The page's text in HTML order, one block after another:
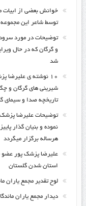
خوانش بعضی از ابیات
توسط شاعر این
و گرگان که در حال
شد
۱۰ نوشته ی علیرضا
شیرینی های گرگان و
تاریخچه صدا و سیمای
هرساله برگزار میگردد
علیرضا پزشک پور عضو
استان شدن گلستان
لوح تقدیر مجمع یاران
دیدار مجمع یاران